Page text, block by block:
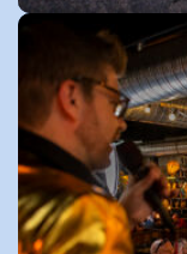
zaterdag 20